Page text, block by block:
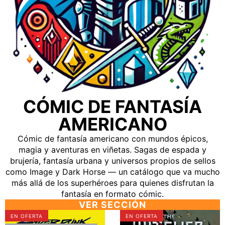
CÓMIC DE FANTASÍA
AMERICANO
Cómic de fantasía americano con mundos épicos,
magia y aventuras en viñetas. Sagas de espada y
brujería, fantasía urbana y universos propios de sellos
como Image y Dark Horse — un catálogo que va mucho
más allá de los superhéroes para quienes disfrutan la
fantasía en formato cómic.
VER SECCIÓN
CYBERPUNK
EN OFERTA
✅EN OFERTA